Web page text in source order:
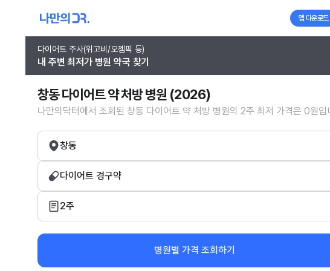
앱 다운로드
다이어트 주사(위고비/오젬픽 등)
내 주변 최저가 병원 약국 찾기
창동 다이어트 약 처방 병원 (2026)
나만의닥터에서 조회된 창동 다이어트 약 처방 병원의 2주 최저 가격은 0원입
창동
다이어트 경구약
2주
병원별 가격 조회하기